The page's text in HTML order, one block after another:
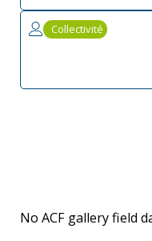
Collectivité
No ACF gallery field